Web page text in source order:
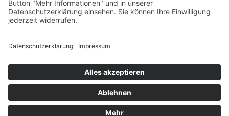
15,– €
mehr Infos …
AGB
Sitemap